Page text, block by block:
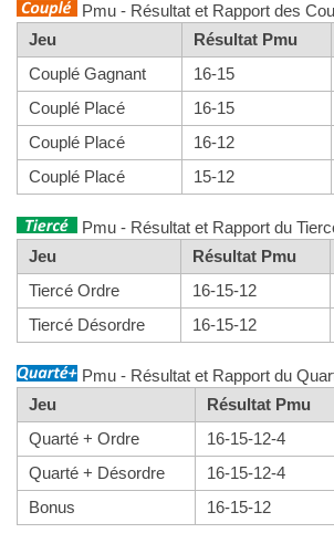
Pmu - Résultat et Rapport des
Jeu
Résultat Pmu
Couplé Gagnant
16-15
Couplé Placé
16-15
Couplé Placé
16-12
Couplé Placé
15-12
Pmu - Résultat et Rapport du
Jeu
Résultat Pmu
Tiercé Ordre
16-15-12
Tiercé Désordre
16-15-12
Pmu - Résultat et Rapport du
Jeu
Résultat Pmu
Quarté + Ordre
16-15-12-4
Quarté + Désordre
16-15-12-4
Bonus
16-15-12